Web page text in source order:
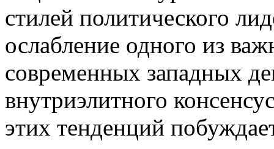
стилей политического
ослабление одного из
современных западных
внутриэлитного
этих тенденций